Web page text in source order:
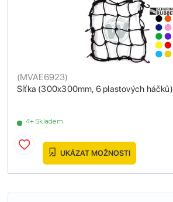
Síťka (300x300mm, 6 plastových háčků)
(MVAE6923)
4+ Skladem
UKÁZAT MOŽNOSTI